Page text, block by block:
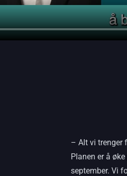
– Alt vi trenger
Planen er å
september. Vi